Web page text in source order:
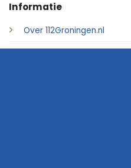
Informatie
Over 112Groningen.nl